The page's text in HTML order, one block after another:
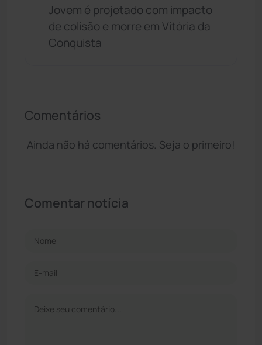
Jovem é projetado com impacto
de colisão e morre em Vitória da
Conquista
Comentários
Ainda não há comentários. Seja o primeiro!
Comentar notícia